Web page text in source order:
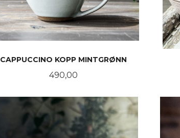
CAPPUCCINO KOPP MINTGRØNN
Pris
490,00
KJØP